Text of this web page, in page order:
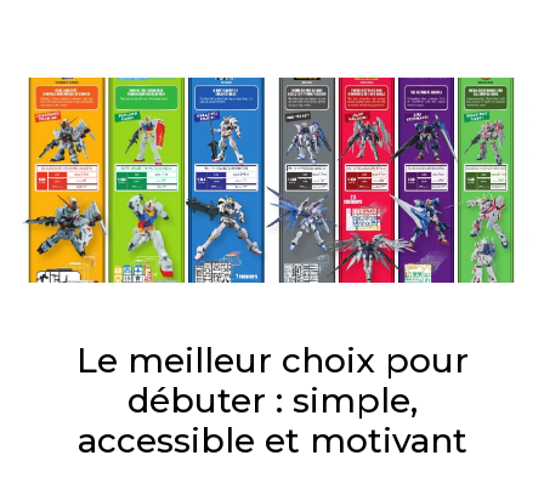
Le meilleur choix pour
débuter : simple,
accessible et motivant